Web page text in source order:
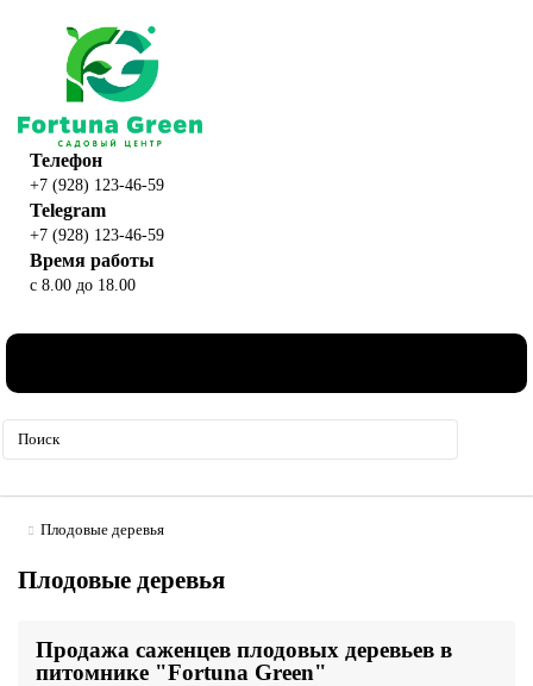
Телефон
+7 (928) 123-46-59
Telegram
+7 (928) 123-46-59
Время работы
с 8.00 до 18.00
Плодовые деревья
Плодовые деревья
Продажа саженцев плодовых деревьев в
питомнике "Fortuna Green"